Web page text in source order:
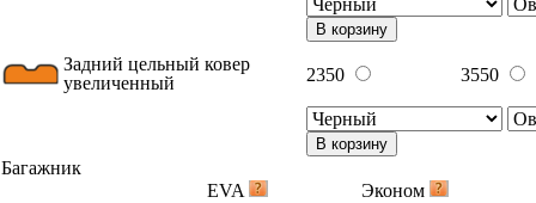
В корзину
Задний цельный ковер
увеличенный
2350 3550
В корзину
Багажник
EVA
Эконом